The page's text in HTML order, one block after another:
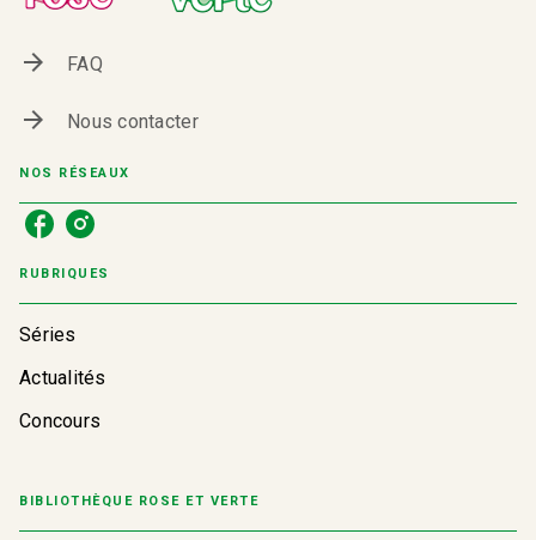
arrow_forward FAQ
arrow_forward Nous contacter
NOS RÉSEAUX
RUBRIQUES
Séries
Actualités
Concours
BIBLIOTHÈQUE ROSE ET VERTE